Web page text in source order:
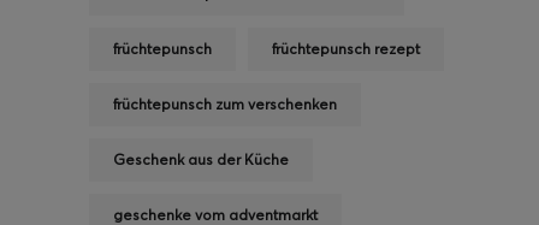
früchtepunsch früchtepunsch rezept
früchtepunsch zum verschenken
Geschenk aus der Küche
geschenke vom adventmarkt